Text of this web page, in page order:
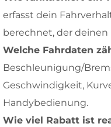
erfasst dein
berechnet, der deinen
Welche Fahrdaten
Beschleunigung/
Geschwindigkeit,
Handybedienung.
Wie viel Rabatt ist